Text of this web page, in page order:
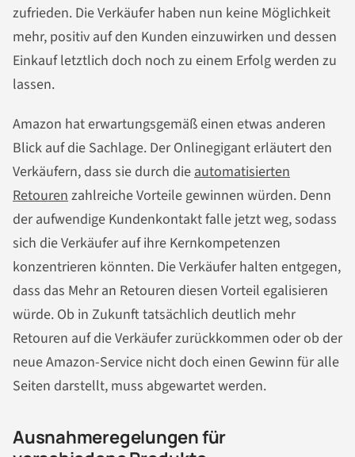
zufrieden. Die Verkäufer haben nun keine Möglichkeit
mehr, positiv auf den Kunden einzuwirken und dessen
Einkauf letztlich doch noch zu einem Erfolg werden zu
lassen.
Amazon hat erwartungsgemäß einen etwas anderen
Blick auf die Sachlage. Der Onlinegigant erläutert den
Verkäufern, dass sie durch die automatisierten
Retouren zahlreiche Vorteile gewinnen würden. Denn
der aufwendige Kundenkontakt falle jetzt weg, sodass
sich die Verkäufer auf ihre Kernkompetenzen
konzentrieren könnten. Die Verkäufer halten entgegen,
dass das Mehr an Retouren diesen Vorteil egalisieren
würde. Ob in Zukunft tatsächlich deutlich mehr
Retouren auf die Verkäufer zurückkommen oder ob der
neue Amazon-Service nicht doch einen Gewinn für alle
Seiten darstellt, muss abgewartet werden.
Ausnahmeregelungen für